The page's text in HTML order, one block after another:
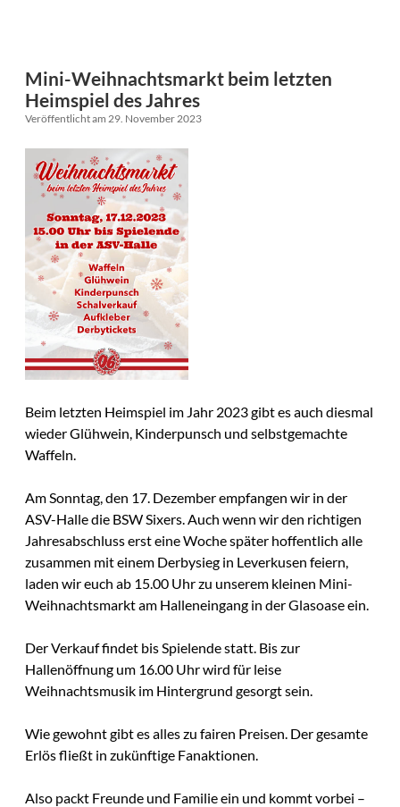
Mini-Weihnachtsmarkt beim letzten
Heimspiel des Jahres
Veröffentlicht am 29. November 2023
Beim letzten Heimspiel im Jahr 2023 gibt es auch diesmal
wieder Glühwein, Kinderpunsch und selbstgemachte
Waffeln.
Am Sonntag, den 17. Dezember empfangen wir in der
ASV-Halle die BSW Sixers. Auch wenn wir den richtigen
Jahresabschluss erst eine Woche später hoffentlich alle
zusammen mit einem Derbysieg in Leverkusen feiern,
laden wir euch ab 15.00 Uhr zu unserem kleinen Mini-
Weihnachtsmarkt am Halleneingang in der Glasoase ein.
Der Verkauf findet bis Spielende statt. Bis zur
Hallenöffnung um 16.00 Uhr wird für leise
Weihnachtsmusik im Hintergrund gesorgt sein.
Wie gewohnt gibt es alles zu fairen Preisen. Der gesamte
Erlös fließt in zukünftige Fanaktionen.
Also packt Freunde und Familie ein und kommt vorbei –